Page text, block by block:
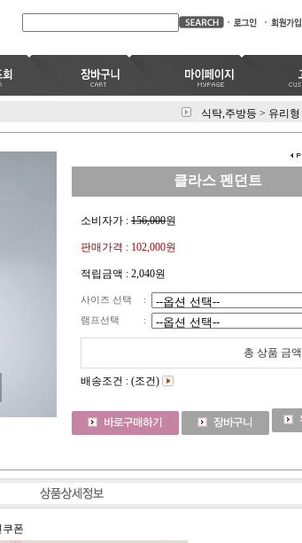
식탁,주방등 > 유리형
클라스 펜던트
소비자가 : 156,000원
판매가격 : 102,000원
적립금액 : 2,040원
사이즈 선택
:
램프선택
:
총 상품 금액
배송조건 : (조건)
쿠폰